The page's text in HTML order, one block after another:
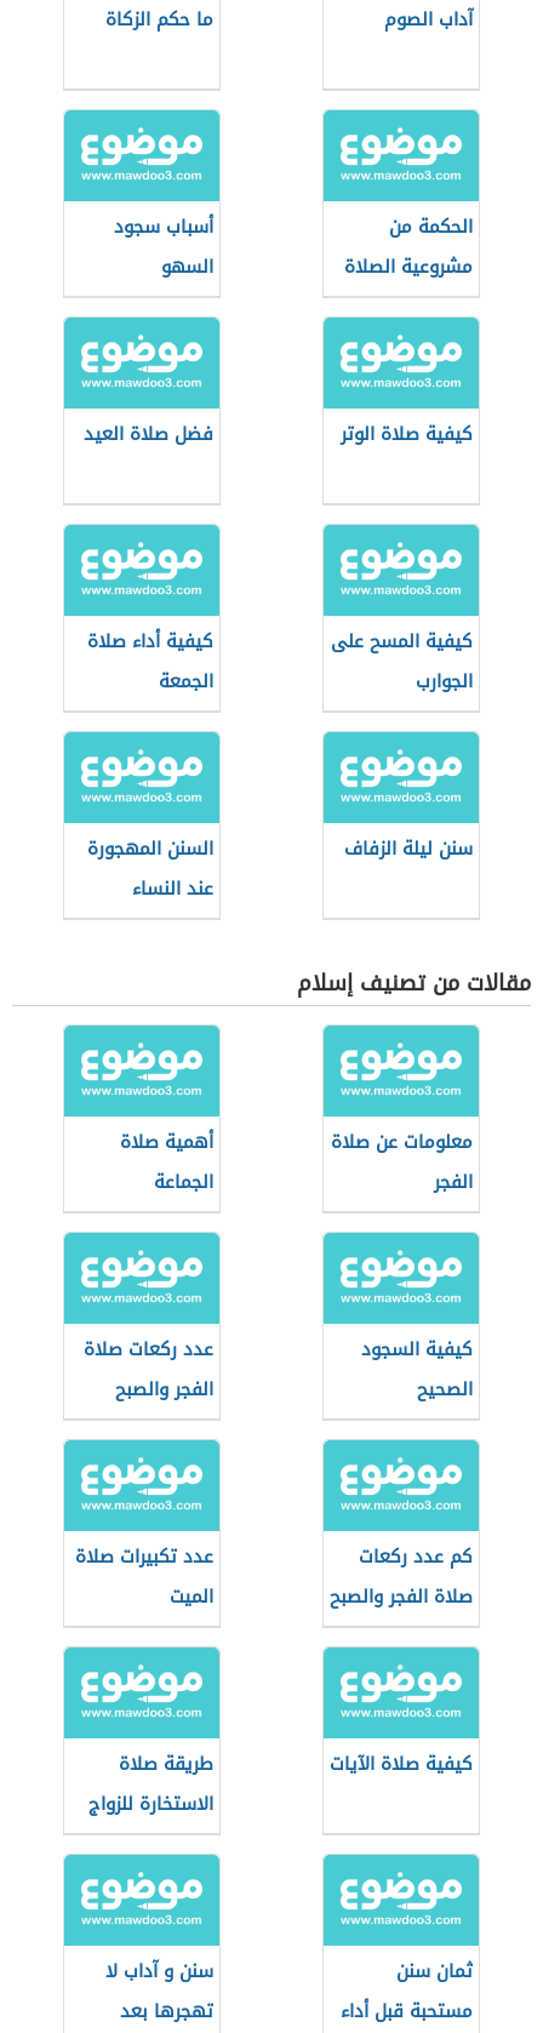
آداب الصوم ما حكم الزكاة
الحكمة من
مشروعية الصلاة
أسباب سجود
السهو
كيفية صلاة الوتر فضل صلاة العيد
كيفية المسح على
الجوارب
كيفية أداء صلاة
الجمعة
سنن ليلة الزفاف
السنن المهجورة
عند النساء
مقالات من تصنيف إسلام
معلومات عن صلاة
الفجر
أهمية صلاة
الجماعة
كيفية السجود
الصحيح
عدد ركعات صلاة
الفجر والصبح
كم عدد ركعات
صلاة الفجر والصبح
عدد تكبيرات صلاة
الميت
كيفية صلاة الآيات
طريقة صلاة
الاستخارة للزواج
ثمان سنن
مستحبة قبل أداء
سنن و آداب لا
تهجرها بعد